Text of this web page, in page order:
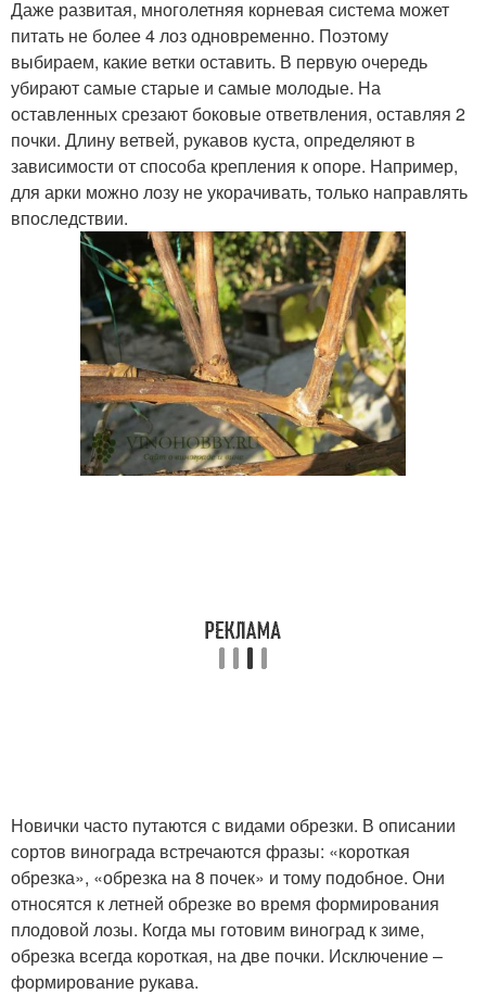
Даже развитая, многолетняя корневая система может
питать не более 4 лоз одновременно. Поэтому
выбираем, какие ветки оставить. В первую очередь
убирают самые старые и самые молодые. На
оставленных срезают боковые ответвления, оставляя 2
почки. Длину ветвей, рукавов куста, определяют в
зависимости от способа крепления к опоре. Например,
для арки можно лозу не укорачивать, только направлять
впоследствии.
Новички часто путаются с видами обрезки. В описании
сортов винограда встречаются фразы: «короткая
обрезка», «обрезка на 8 почек» и тому подобное. Они
относятся к летней обрезке во время формирования
плодовой лозы. Когда мы готовим виноград к зиме,
обрезка всегда короткая, на две почки. Исключение –
формирование рукава.